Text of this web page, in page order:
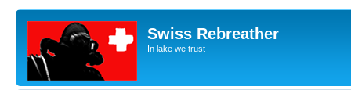
Swiss Rebreather
In lake we trust